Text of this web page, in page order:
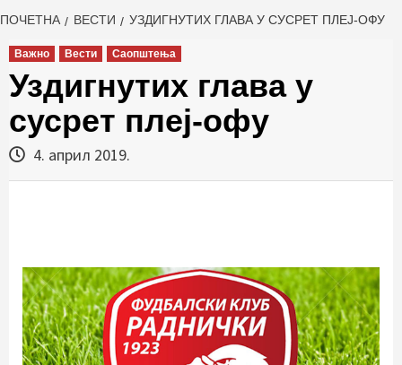
ПОЧЕТНА ВЕСТИ УЗДИГНУТИХ ГЛАВА У СУСРЕТ ПЛЕЈ-ОФУ
Важно Вести Саопштења
Уздигнутих глава у
сусрет плеј-офу
4. април 2019.